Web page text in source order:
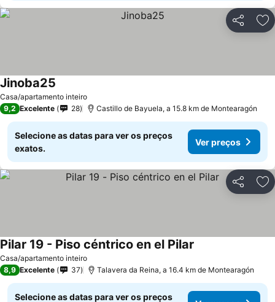
Partilhar
Casa/apartamento inteiro
Jinoba25
9,2 Excelente 28 Castillo de Bayuela, a 15.8 km de Montearagón
Selecione as datas para ver os preços
exatos.
Ver preços
Partilhar
Casa/apartamento inteiro
Pilar 19 - Piso céntrico en el Pilar
8,9 Excelente 37 Talavera da Reina, a 16.4 km de Montearagón
Selecione as datas para ver os preços